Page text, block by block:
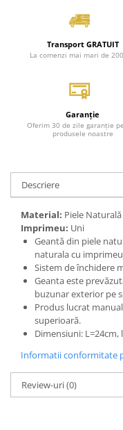
Genți Turcoaz
Genți VerziTransport GRATUIT
La comenzi mai mari de
Garanție
Oferim 30 de zile garanție
produsele noastre
Descriere
Material: Piele Naturală
Imprimeu: Uni
Geantă din piele
naturala cu
Sistem de închidere
Geanta este
buzunar exterior pe
Produs lucrat
superioară.
Dimensiuni: L=24cm,
Informatii conformitate
Review-uri(0)